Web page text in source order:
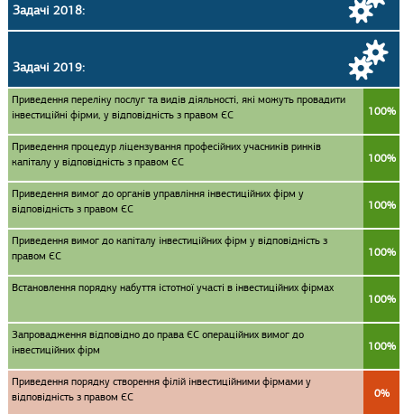
Задачі 2018:
Задачі 2019:
Приведення переліку послуг та видів діяльності, які можуть провадити
інвестиційні фірми, у відповідність з правом ЄС
100%
Приведення процедур ліцензування професійних учасників ринків
капіталу у відповідність з правом ЄС
100%
Приведення вимог до органів управління інвестиційних фірм у
відповідність з правом ЄС
100%
Приведення вимог до капіталу інвестиційних фірм у відповідність з
правом ЄС
100%
Встановлення порядку набуття істотної участі в інвестиційних фірмах
100%
Запровадження відповідно до права ЄС операційних вимог до
інвестиційних фірм
100%
Приведення порядку створення філій інвестиційними фірмами у
відповідність з правом ЄС
0%